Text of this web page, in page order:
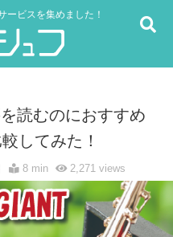
ービスを集めました！
読むのにおすすめ
してみた！
8 min 2,271views